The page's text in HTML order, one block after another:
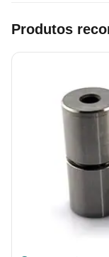
Produtos